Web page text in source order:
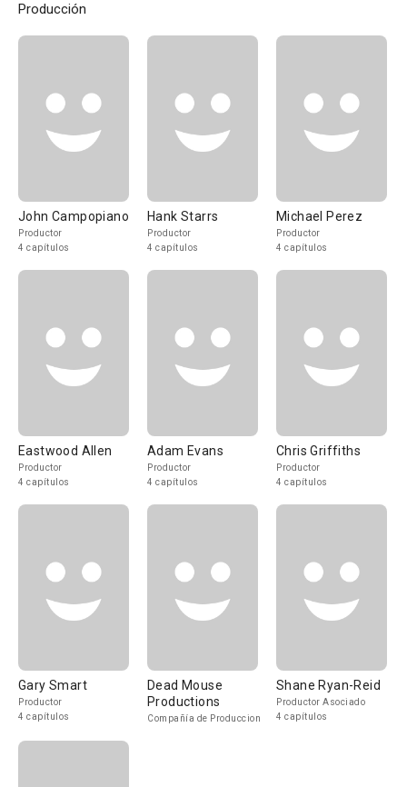
Producción
John Campopiano
Productor
4 capítulos
Hank Starrs
Productor
4 capítulos
Michael Perez
Productor
4 capítulos
Eastwood Allen
Productor
4 capítulos
Adam Evans
Productor
4 capítulos
Chris Griffiths
Productor
4 capítulos
Gary Smart
Productor
4 capítulos
Dead Mouse
Productions
Compañía de Produccion
Shane Ryan-Reid
Productor Asociado
4 capítulos